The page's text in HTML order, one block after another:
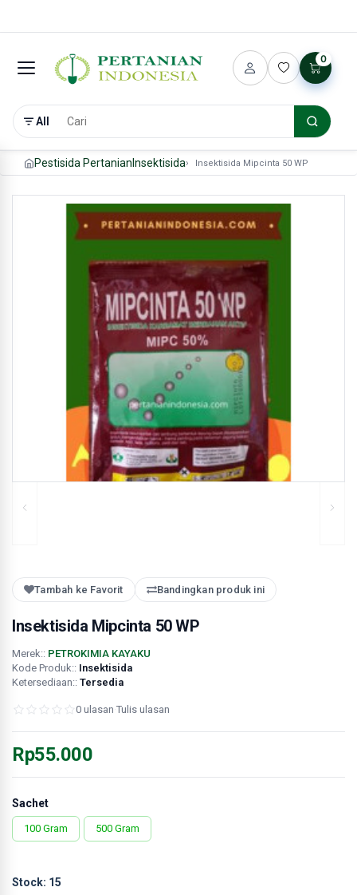
All
0
Pestisida Pertanian Insektisida Insektisida Mipcinta 50 WP
Tambah ke Favorit Bandingkan produk ini
Insektisida Mipcinta 50 WP
Merek:: PETROKIMIA KAYAKU
Kode Produk:: Insektisida
Ketersediaan:: Tersedia
0 ulasan Tulis ulasan
Rp55.000
Sachet
100 Gram 500 Gram
Stock: 15